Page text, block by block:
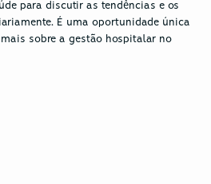
para discutir as tendências e os
É uma oportunidade única
sobre a gestão hospitalar no